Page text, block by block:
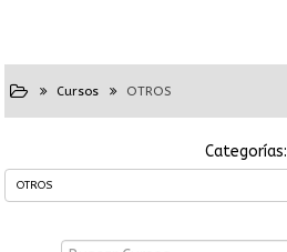
Cursos OTROS
Categorías: